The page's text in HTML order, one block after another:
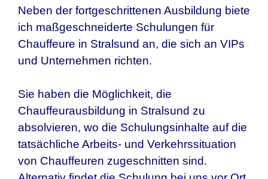
Neben der fortgeschrittenen Ausbildung biete
ich maßgeschneiderte Schulungen für
Chauffeure in Stralsund an, die sich an VIPs
und Unternehmen richten.
Sie haben die Möglichkeit, die
Chauffeurausbildung in Stralsund zu
absolvieren, wo die Schulungsinhalte auf die
tatsächliche Arbeits- und Verkehrssituation
von Chauffeuren zugeschnitten sind.